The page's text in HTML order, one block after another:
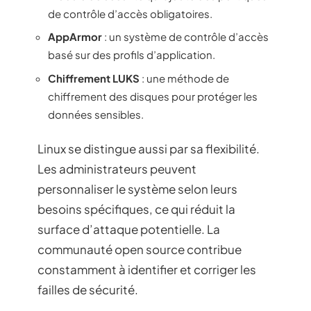
de contrôle d’accès obligatoires.
AppArmor : un système de contrôle d’accès
basé sur des profils d’application.
Chiffrement LUKS : une méthode de
chiffrement des disques pour protéger les
données sensibles.
Linux se distingue aussi par sa flexibilité.
Les administrateurs peuvent
personnaliser le système selon leurs
besoins spécifiques, ce qui réduit la
surface d’attaque potentielle. La
communauté open source contribue
constamment à identifier et corriger les
failles de sécurité.